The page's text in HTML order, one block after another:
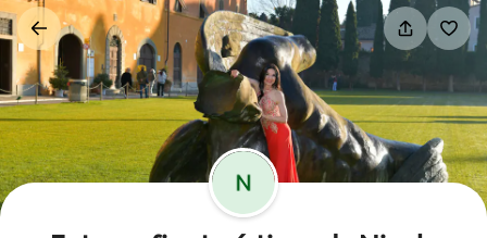
Pular
para
conteúdo